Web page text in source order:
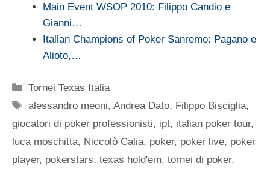
Main Event WSOP 2010: Filippo Candio e
Gianni…
Italian Champions of Poker Sanremo: Pagano e
Alioto,…
Categorie
Tornei Texas Italia
Tag
alessandro meoni,Andrea Dato, Filippo Bisciglia,
giocatori di poker professionisti, ipt, italian poker tour,
luca moschitta, Niccolò Calia, poker, poker live, poker
player, pokerstars, texas hold'em, tornei di poker,